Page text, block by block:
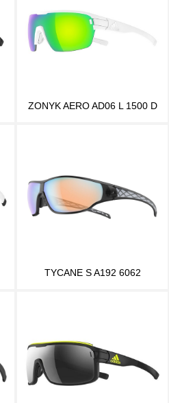
ZONYK AERO AD06 L 1500 D
TYCANE S A192 6062